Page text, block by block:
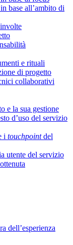
base all’ambito di
e rituali
di progetto
collaborativi
e la sua gestione
d’uso del servizio
i touchpointdel
utente del servizio
dell’esperienza